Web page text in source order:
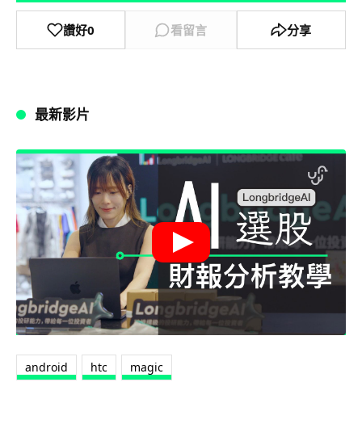
讚好0 看留言 分享
最新影片
android htc magic